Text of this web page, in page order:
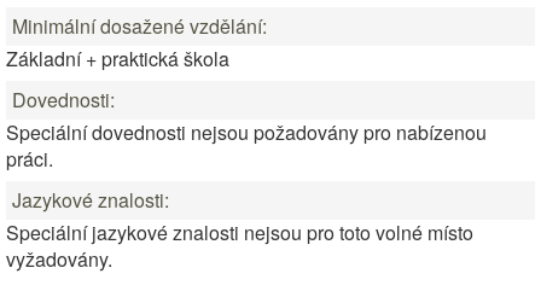
Minimální dosažené vzdělání:
Základní + praktická škola
Dovednosti:
Speciální dovednosti nejsou požadovány pro nabízenou
práci.
Jazykové znalosti:
Speciální jazykové znalosti nejsou pro toto volné místo
vyžadovány.